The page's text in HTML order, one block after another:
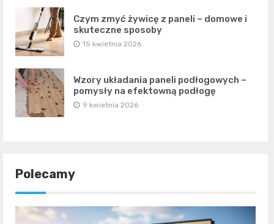
Czym zmyć żywicę z paneli – domowe i
skuteczne sposoby
15 kwietnia 2026
Wzory układania paneli podłogowych –
pomysły na efektowną podłogę
9 kwietnia 2026
Polecamy